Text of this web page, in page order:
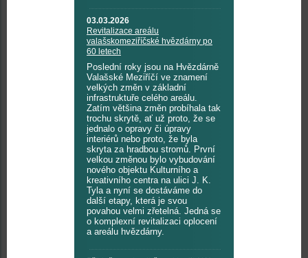
03.03.2026
Revitalizace areálu
valašskomeziříčské hvězdárny po
60 letech
Poslední roky jsou na Hvězdárně
Valašské Meziříčí ve znamení
velkých změn v základní
infrastruktuře celého areálu.
Zatím většina změn probíhala tak
trochu skrytě, ať už proto, že se
jednalo o opravy či úpravy
interiérů nebo proto, že byla
skryta za hradbou stromů. První
velkou změnou bylo vybudování
nového objektu Kulturního a
kreativního centra na ulici J. K.
Tyla a nyní se dostáváme do
další etapy, která je svou
povahou velmi zřetelná. Jedná se
o komplexní revitalizaci oplocení
a areálu hvězdárny.